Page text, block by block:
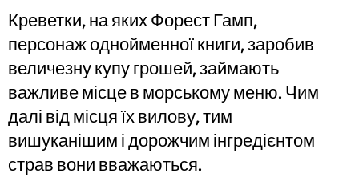
Креветки, на яких Форест Гамп,
персонаж однойменної книги, заробив
величезну купу грошей, займають
важливе місце в морському меню. Чим
далі від місця їх вилову, тим
вишуканішим і дорожчим інгредієнтом
страв вони вважаються.